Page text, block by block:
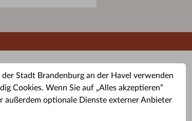
Stadt Brandenburg an der Havel verwenden
Cookies. Wenn Sie auf „Alles akzeptieren“
außerdem optionale Dienste externer Anbieter